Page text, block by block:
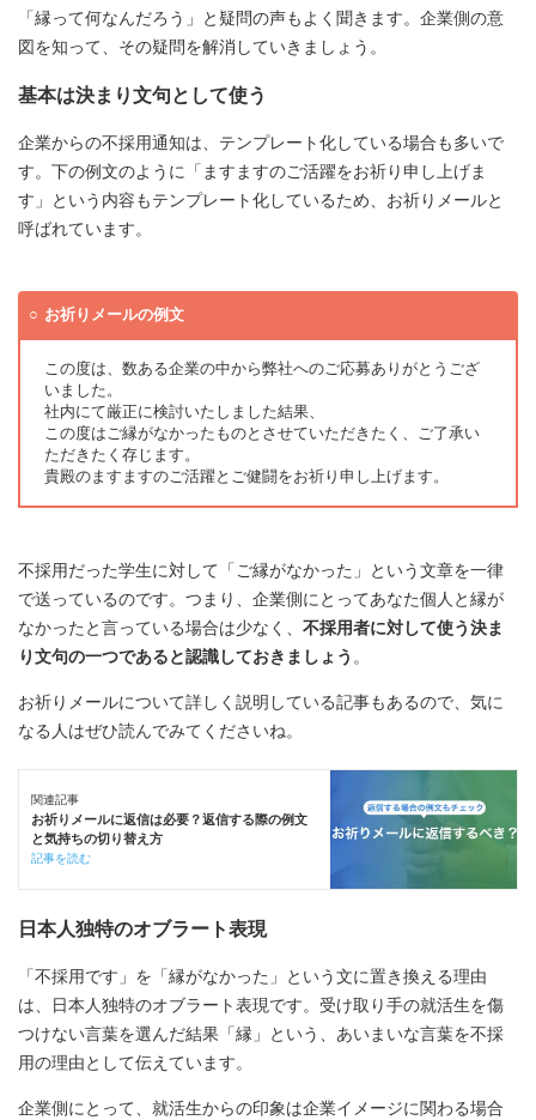
「縁って何なんだろう」と疑問の声もよく聞きます。企業側の意
図を知って、その疑問を解消していきましょう。
基本は決まり文句として使う
企業からの不採用通知は、テンプレート化している場合も多いで
す。下の例文のように「ますますのご活躍をお祈り申し上げま
す」という内容もテンプレート化しているため、お祈りメールと
呼ばれています。
お祈りメールの例文
この度は、数ある企業の中から弊社へのご応募ありがとうござ
いました。
社内にて厳正に検討いたしました結果、
この度はご縁がなかったものとさせていただきたく、ご了承い
ただきたく存じます。
貴殿のますますのご活躍とご健闘をお祈り申し上げます。
不採用だった学生に対して「ご縁がなかった」という文章を一律
で送っているのです。つまり、企業側にとってあなた個人と縁が
なかったと言っている場合は少なく、 不採用者に対して使う決ま
り文句の一つであると認識しておきましょう 。
お祈りメールについて詳しく説明している記事もあるので、気に
なる人はぜひ読んでみてくださいね。
関連記事
お祈りメールに返信は必要？返信する際の例文
と気持ちの切り替え方
記事を読む
日本人独特のオブラート表現
「不採用です」を「縁がなかった」という文に置き換える理由
は、日本人独特のオブラート表現です。受け取り手の就活生を傷
つけない言葉を選んだ結果「縁」という、あいまいな言葉を不採
用の理由として伝えています。
企業側にとって、就活生からの印象は企業イメージに関わる場合